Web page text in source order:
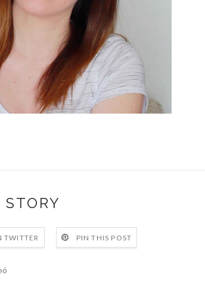
TWITTER PIN THIS POST